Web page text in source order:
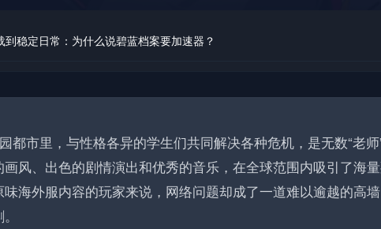
到稳定日常：为什么说碧蓝档案要加速器？
都市里，与性格各异的学生们共同解决各种危机，是无数“老
风、出色的剧情演出和优秀的音乐，在全球范围内吸引了海量
海外服内容的玩家来说，网络问题却成了一道难以逾越的高